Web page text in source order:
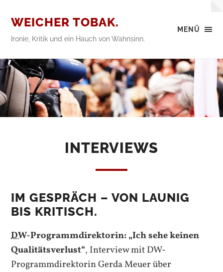
MENÜ
WEICHER TOBAK.
Ironie, Kritik und ein Hauch von Wahnsinn.
INTERVIEWS
IM GESPRÄCH – VON LAUNIG
BIS KRITISCH.
DW-Programmdirektorin: „Ich sehe keinen
Qualitätsverlust“, Interview mit DW-
Programmdirektorin Gerda Meuer über